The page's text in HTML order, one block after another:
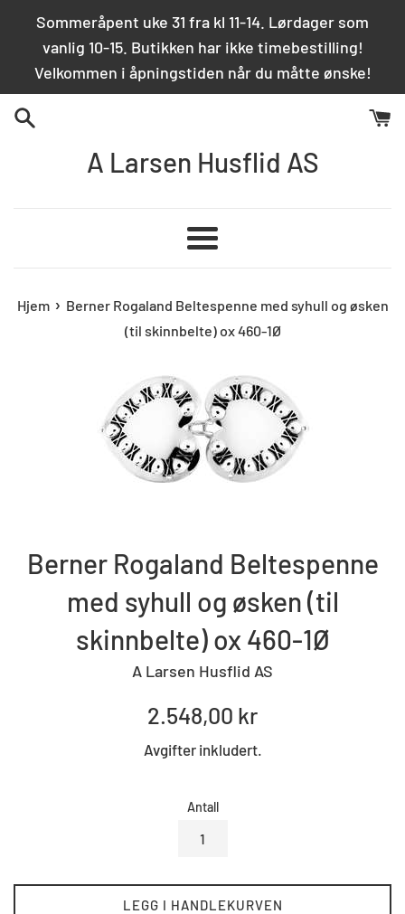
Sommeråpent uke 31 fra kl 11-14. Lørdager som
vanlig 10-15. Butikken har ikke timebestilling!
Velkommen i åpningstiden når du måtte ønske!
A Larsen Husflid AS
Meny
Hjem › Berner Rogaland Beltespenne med syhull og øsken
(til skinnbelte) ox 460-1Ø
Berner Rogaland Beltespenne
med syhull og øsken (til
skinnbelte) ox 460-1Ø
A Larsen Husflid AS
Standard
2.548,00 kr
Avgifter inkludert.
Antall
LEGG I HANDLEKURVEN